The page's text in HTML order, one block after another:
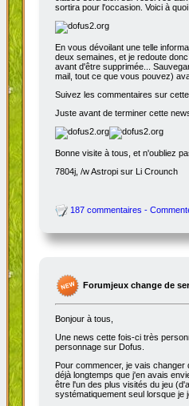
sortira pour l'occasion. Voici à
En vous dévoilant une telle
deux semaines, et je redoute
avant d'être supprimée...
mail, tout ce que vous pouvez)
Suivez les commentaires sur
Juste avant de terminer cette
Bonne visite à tous, et n'oubliez
7804j, /w Astropi sur Li Crounch
187 commentaires -
Forumjeux change de
Bonjour à tous,
Une news cette fois-ci très
personnage sur Dofus.
Pour commencer, je vais
déjà longtemps que j'en avais
être l'un des plus visités du jeu
systématiquement seul lorsque je